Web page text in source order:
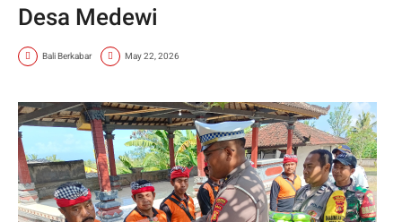
Desa Medewi
Bali Berkabar May 22, 2026